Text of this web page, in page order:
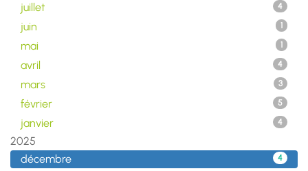
juillet
4
juin 1
mai 1
avril 4
mars 3
février 5
janvier 4
2025
décembre
4